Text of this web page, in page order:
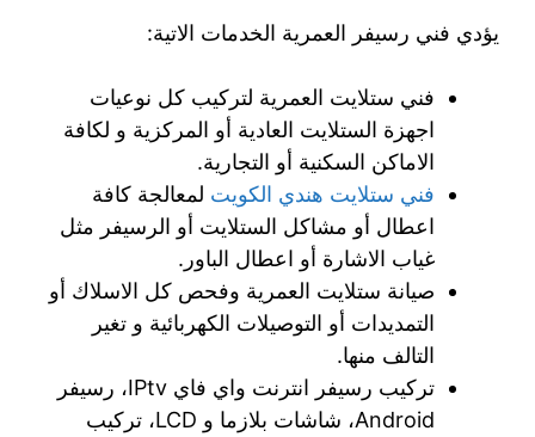
يؤدي فني رسيفر العمرية الخدمات الاتية:
فني ستلايت العمرية لتركيب كل نوعيات
اجهزة الستلايت العادية أو المركزية و لكافة
الاماكن السكنية أو التجارية.
فني ستلايت هندي الكويت لمعالجة كافة
اعطال أو مشاكل الستلايت أو الرسيفر مثل
غياب الاشارة أو اعطال الباور.
صيانة ستلايت العمرية وفحص كل الاسلاك أو
التمديدات أو التوصيلات الكهربائية و تغير
التالف منها.
تركيب رسيفر انترنت واي فاي IPtv، رسيفر
Android، شاشات بلازما و LCD، تركيب